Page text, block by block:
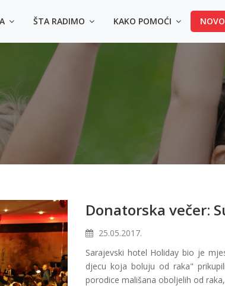
ŠTA RADIMO KAKO POMOĆI
Donatorska večer:
25.05.2017.
Sarajevski hotel Holiday bio je
djecu koja boluju od raka" prikupili
porodice mališana oboljelih od